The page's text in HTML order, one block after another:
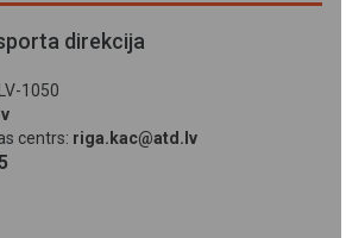
direkcija
1050
centrs: riga.kac@atd.lv